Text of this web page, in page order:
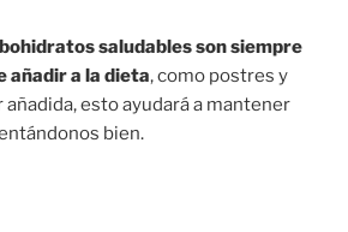
saludables son siempre
añadir a la dieta, como postres y
añadida, esto ayudará a mantener
bien.